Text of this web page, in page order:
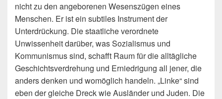
nicht zu den angeborenen Wesenszügen eines
Menschen. Er ist ein subtiles Instrument der
Unterdrückung. Die staatliche verordnete
Unwissenheit darüber, was Sozialismus und
Kommunismus sind, schafft Raum für die alltägliche
Geschichtsver­drehung und Erniedrigung all jener, die
anders denken und womöglich handeln. „Lin­ke“ sind
eben der gleiche Dreck wie Ausländer und Juden. Die